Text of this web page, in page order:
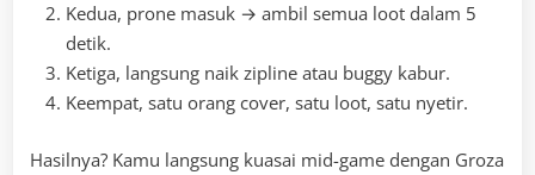
Kedua, prone masuk → ambil semua loot dalam 5
detik.
Ketiga, langsung naik zipline atau buggy kabur.
Keempat, satu orang cover, satu loot, satu nyetir.
Hasilnya? Kamu langsung kuasai mid-game dengan Groza